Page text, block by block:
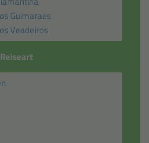
Reiseart